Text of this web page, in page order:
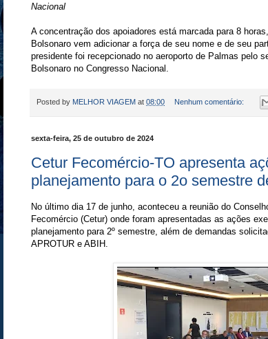
Nacional
A concentração dos apoiadores está marcada para 8
Bolsonaro vem adicionar a força de seu nome e de seu
presidente foi recepcionado no aeroporto de Palmas pelo
Bolsonaro no Congresso Nacional.
Posted by MELHOR VIAGEM at 08:00 Nenhum comentário:
sexta-feira, 25 de outubro de 2024
Cetur Fecomércio-TO apresenta
planejamento para o 2o semestre
No último dia 17 de junho, aconteceu a reunião do
Fecomércio (Cetur) onde foram apresentadas as ações
planejamento para 2º semestre, além de demandas
APROTUR e ABIH.